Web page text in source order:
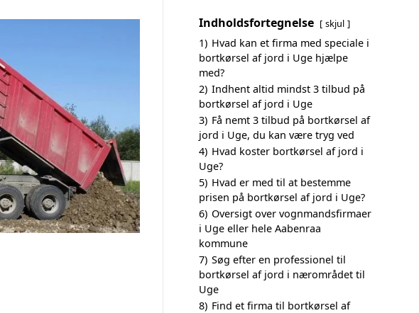
Indholdsfortegnelse skjul
1) Hvad kan et firma med speciale i
bortkørsel af jord i Uge hjælpe
med?
2) Indhent altid mindst 3 tilbud på
bortkørsel af jord i Uge
3) Få nemt 3 tilbud på bortkørsel af
jord i Uge, du kan være tryg ved
4) Hvad koster bortkørsel af jord i
Uge?
5) Hvad er med til at bestemme
prisen på bortkørsel af jord i Uge?
6) Oversigt over vognmandsfirmaer
i Uge eller hele Aabenraa
kommune
7) Søg efter en professionel til
bortkørsel af jord i nærområdet til
Uge
8) Find et firma til bortkørsel af